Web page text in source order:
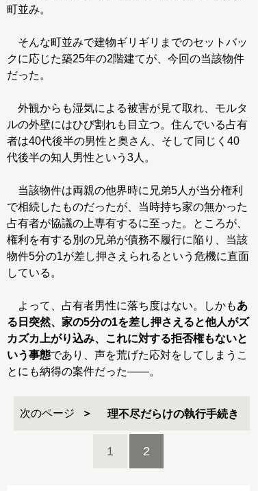
町並み。
そんな町並みで建物ギリギリまでのセットバッ
クに応じた築25年の2階建てが、今回の当該物件
だった。
外観からも湿気による被害が見て取れ、モルタ
ルの外壁にはひび割れも目立つ。住んでいる占有
者は40代後半の男性と奥さん、そして同じく40
代後半の知人男性という3人。
当該物件は両親の他界時に兄弟5人が当分権利
で相続したものだったが、当時持ち家の無かった
占有者が協議の上専有するに至った。ところが、
権利を有する別の兄弟が債務不履行に陥り、当該
物件5分の1が差し押さえられるという危機に直面
している。
よって、占有者男性に落ち度はない。しかもあ
る日突然、家の5分の1を差し押さえると他人がズ
カズカ上がり込み、これに対する拒否権もないと
いう事態であり、声を荒げた応対をしてしまうこ
とにも納得の案件だった――。
次のページ 理不尽だらけの執行手続き
1 2